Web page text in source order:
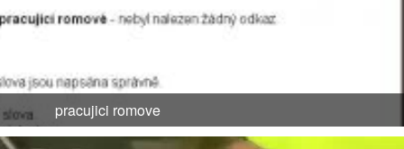
pracujici romove